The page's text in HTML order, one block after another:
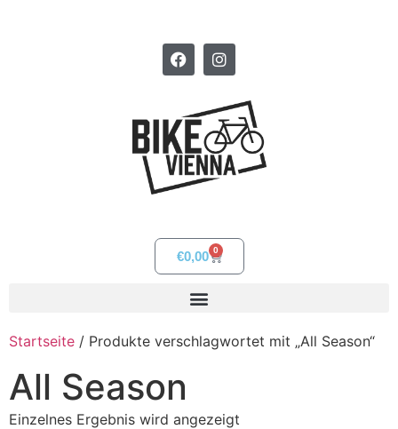
€0,00 0
Startseite / Produkte verschlagwortet mit „All Season“
All Season
Einzelnes Ergebnis wird angezeigt